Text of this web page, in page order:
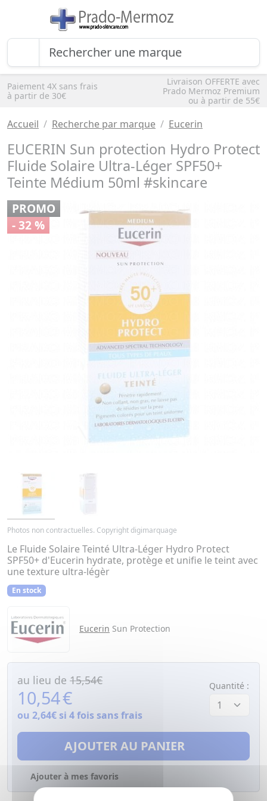
Paiement 4X sans frais
à partir de 30€
Livraison OFFERTE avec
Prado Mermoz Premium
ou à partir de 55€
Accueil Recherche par marque Eucerin
EUCERIN Sun protection Hydro Protect
Fluide Solaire Ultra-Léger SPF50+
Teinte Médium 50ml #skincare
PROMO
- 32 %
Photos non contractuelles. Copyright digimarquage
Le Fluide Solaire Teinté Ultra-Léger Hydro Protect
SPF50+ d'Eucerin hydrate, protège et unifie le teint avec
une texture ultra-légèr
En stock
Eucerin Sun Protection
au lieu de 15,54€
10,54€
ou 2,64€ si 4 fois sans frais
Quantité :
AJOUTER AU PANIER
Ajouter à mes favoris